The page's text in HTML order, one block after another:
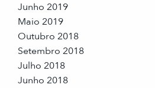
Junho 2019
Maio 2019
Outubro 2018
Setembro 2018
Julho 2018
Junho 2018